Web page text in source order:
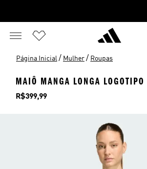
Página Inicial / Mulher / Roupas
MAIÔ MANGA LONGA LOGOTIPO
Preço
R$399,99